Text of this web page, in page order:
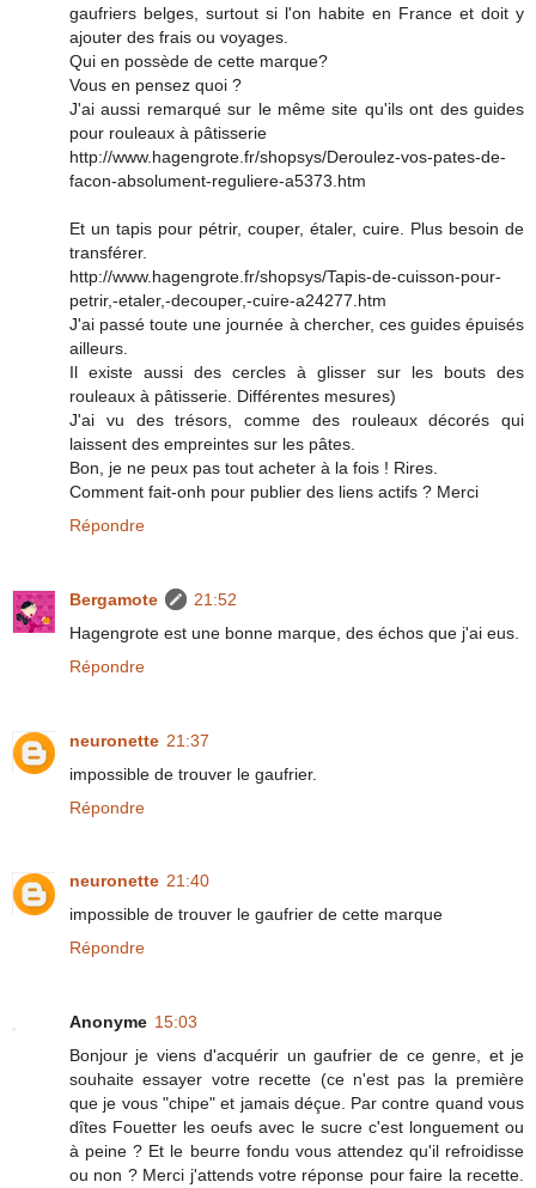
gaufriers belges, surtout si l'on habite en France et doit y
ajouter des frais ou voyages.
Qui en possède de cette marque?
Vous en pensez quoi ?
J'ai aussi remarqué sur le même site qu'ils ont des guides
pour rouleaux à pâtisserie
http://www.hagengrote.fr/shopsys/Deroulez-vos-pates-de-
facon-absolument-reguliere-a5373.htm
Et un tapis pour pétrir, couper, étaler, cuire. Plus besoin de
transférer.
http://www.hagengrote.fr/shopsys/Tapis-de-cuisson-pour-
petrir,-etaler,-decouper,-cuire-a24277.htm
J'ai passé toute une journée à chercher, ces guides épuisés
ailleurs.
Il existe aussi des cercles à glisser sur les bouts des
rouleaux à pâtisserie. Différentes mesures)
J'ai vu des trésors, comme des rouleaux décorés qui
laissent des empreintes sur les pâtes.
Bon, je ne peux pas tout acheter à la fois ! Rires.
Comment fait-onh pour publier des liens actifs ? Merci
Répondre
Bergamote
21:52
Hagengrote est une bonne marque, des échos que j'ai eus.
Répondre
neuronette 21:37
impossible de trouver le gaufrier.
Répondre
neuronette 21:40
impossible de trouver le gaufrier de cette marque
Répondre
Anonyme 15:03
Bonjour je viens d'acquérir un gaufrier de ce genre, et je
souhaite essayer votre recette (ce n'est pas la première
que je vous "chipe" et jamais déçue. Par contre quand vous
dîtes Fouetter les oeufs avec le sucre c'est longuement ou
à peine ? Et le beurre fondu vous attendez qu'il refroidisse
ou non ? Merci j'attends votre réponse pour faire la recette.